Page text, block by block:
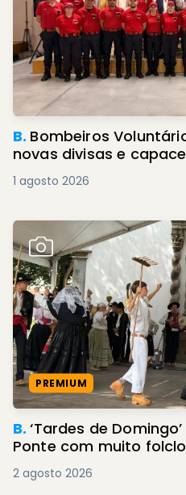
B. Bombeiros
novas divisas e
1 agosto 2026
PREMIUM
B.‘Tardes de
Ponte com muito
2 agosto 2026